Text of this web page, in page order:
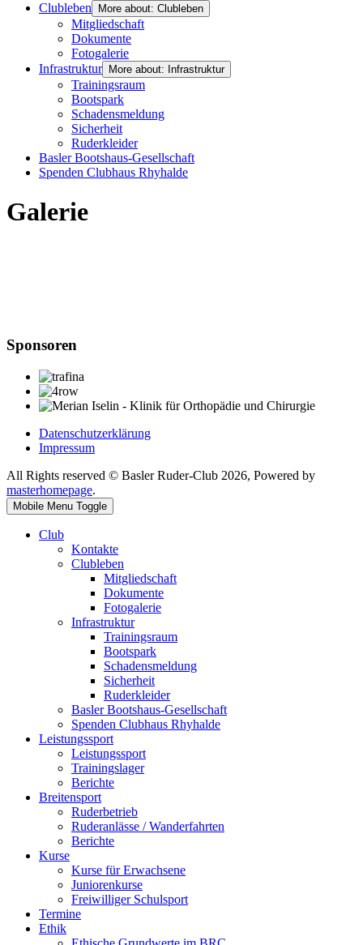
Clubleben
More about: Clubleben
Mitgliedschaft
Dokumente
Fotogalerie
Infrastruktur
More about: Infrastruktur
Trainingsraum
Bootspark
Schadensmeldung
Sicherheit
Ruderkleider
Basler Bootshaus-Gesellschaft
Spenden Clubhaus Rhyhalde
Galerie
Sponsoren
Datenschutzerklärung
Impressum
All Rights reserved © Basler Ruder-Club 2026, Powered by
masterhomepage.
Mobile Menu Toggle
Club
Kontakte
Clubleben
Mitgliedschaft
Dokumente
Fotogalerie
Infrastruktur
Trainingsraum
Bootspark
Schadensmeldung
Sicherheit
Ruderkleider
Basler Bootshaus-Gesellschaft
Spenden Clubhaus Rhyhalde
Leistungssport
Leistungssport
Trainingslager
Berichte
Breitensport
Ruderbetrieb
Ruderanlässe / Wanderfahrten
Berichte
Kurse
Kurse für Erwachsene
Juniorenkurse
Freiwilliger Schulsport
Termine
Ethik